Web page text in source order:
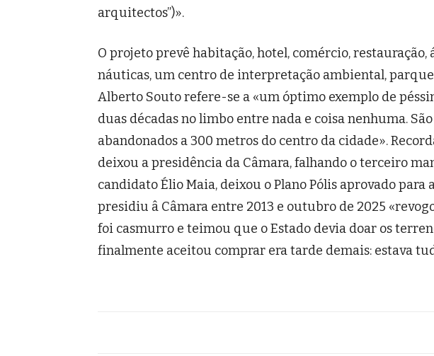
arquitectos”)».
O projeto prevê habitação, hotel, comércio, restauração,
náuticas, um centro de interpretação ambiental,
Alberto Souto refere-se a «um óptimo exemplo de
duas décadas no limbo entre nada e coisa nenhuma.
abandonados a 300 metros do centro da cidade».
deixou a presidência da Câmara, falhando o terceiro
candidato Élio Maia, deixou o Plano Pólis aprovado para
presidiu â Câmara entre 2013 e outubro de 2025
foi casmurro e teimou que o Estado devia doar os
finalmente aceitou comprar era tarde demais: estava